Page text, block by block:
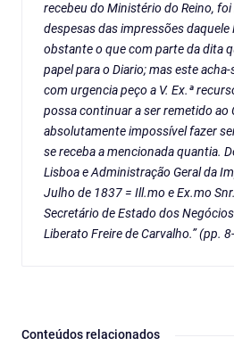
recebeu do Ministério do Reino,
despesas das impressões
obstante o que com parte da dita
papel para o Diario; mas este
com urgencia peço a V. Ex.ª
possa continuar a ser remetido ao
absolutamente impossível fazer
se receba a mencionada quantia.
Lisboa e Administração Geral da
Julho de 1837 = Ill.mo e Ex.mo
Secretário de Estado dos
Liberato Freire de Carvalho.” (pp.
Conteúdos relacionados